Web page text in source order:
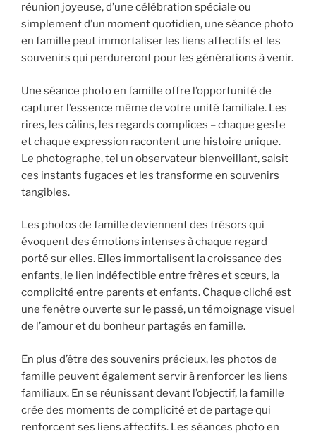
réunion joyeuse, d’une célébration spéciale ou
simplement d’un moment quotidien, une séance photo
en famille peut immortaliser les liens affectifs et les
souvenirs qui perdureront pour les générations à venir.
Une séance photo en famille offre l’opportunité de
capturer l’essence même de votre unité familiale. Les
rires, les câlins, les regards complices – chaque geste
et chaque expression racontent une histoire unique.
Le photographe, tel un observateur bienveillant, saisit
ces instants fugaces et les transforme en souvenirs
tangibles.
Les photos de famille deviennent des trésors qui
évoquent des émotions intenses à chaque regard
porté sur elles. Elles immortalisent la croissance des
enfants, le lien indéfectible entre frères et sœurs, la
complicité entre parents et enfants. Chaque cliché est
une fenêtre ouverte sur le passé, un témoignage visuel
de l’amour et du bonheur partagés en famille.
En plus d’être des souvenirs précieux, les photos de
famille peuvent également servir à renforcer les liens
familiaux. En se réunissant devant l’objectif, la famille
crée des moments de complicité et de partage qui
renforcent ses liens affectifs. Les séances photo en